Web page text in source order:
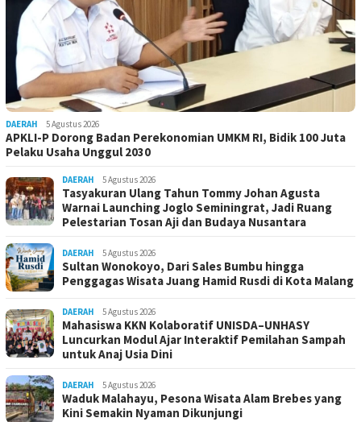
DAERAH 5 Agustus 2026
APKLI-P Dorong Badan Perekonomian UMKM RI, Bidik 100 Juta
Pelaku Usaha Unggul 2030
DAERAH 5 Agustus 2026
Tasyakuran Ulang Tahun Tommy Johan Agusta
Warnai Launching Joglo Seminingrat, Jadi Ruang
Pelestarian Tosan Aji dan Budaya Nusantara
DAERAH 5 Agustus 2026
Sultan Wonokoyo, Dari Sales Bumbu hingga
Penggagas Wisata Juang Hamid Rusdi di Kota Malang
DAERAH 5 Agustus 2026
Mahasiswa KKN Kolaboratif UNISDA–UNHASY
Luncurkan Modul Ajar Interaktif Pemilahan Sampah
untuk Anaj Usia Dini
DAERAH 5 Agustus 2026
Waduk Malahayu, Pesona Wisata Alam Brebes yang
Kini Semakin Nyaman Dikunjungi